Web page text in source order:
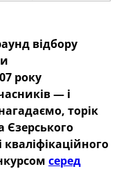
відбору
року
— і
торік
Єзерського
кваліфікаційного
серед